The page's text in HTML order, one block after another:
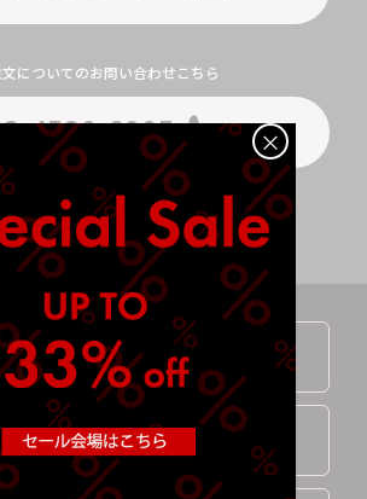
文についてのお問い合わせこちら
4530-6905
/ 14:00-17:00 (土日祝を除く)
ご利用ガイド
User Guide
配送について
About Delivery
×